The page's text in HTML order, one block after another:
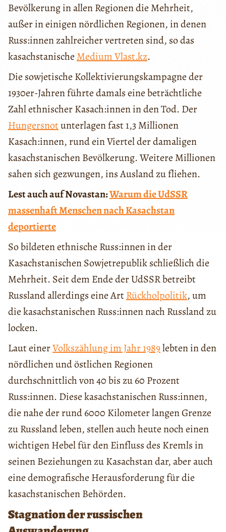
Bevölkerung in allen Regionen die Mehrheit,
außer in einigen nördlichen Regionen, in denen
Russ:innen zahlreicher vertreten sind, so das
kasachstanische Medium Vlast.kz.
Die sowjetische Kollektivierungskampagne der
1930er-Jahren führte damals eine beträchtliche
Zahl ethnischer Kasach:innen in den Tod. Der
Hungersnotunterlagen fast 1,3 Millionen
Kasach:innen, rund ein Viertel der damaligen
kasachstanischen Bevölkerung. Weitere Millionen
sahen sich gezwungen, ins Ausland zu fliehen.
Lest auch auf Novastan:Warum die UdSSR
massenhaft Menschen nach Kasachstan
deportierte
So bildeten ethnische Russ:innen in der
Kasachstanischen Sowjetrepublik schließlich die
Mehrheit. Seit dem Ende der UdSSR betreibt
Russland allerdings eine ArtRückholpolitik, um
die kasachstanischen Russ:innen nach Russland zu
locken.
Laut einerVolkszählung im Jahr 1989lebten in den
nördlichen und östlichen Regionen
durchschnittlich von 40 bis zu 60 Prozent
Russ:innen. Diese kasachstanischen Russ:innen,
die nahe der rund 6000 Kilometer langen Grenze
zu Russland leben, stellen auch heute noch einen
wichtigen Hebel für den Einfluss des Kremls in
seinen Beziehungen zu Kasachstan dar, aber auch
eine demografische Herausforderung für die
kasachstanischen Behörden.
Stagnation der russischen